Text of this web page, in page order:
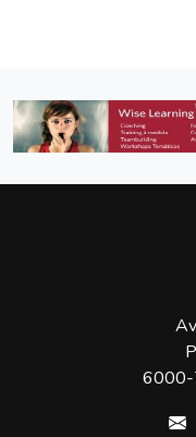
6000-